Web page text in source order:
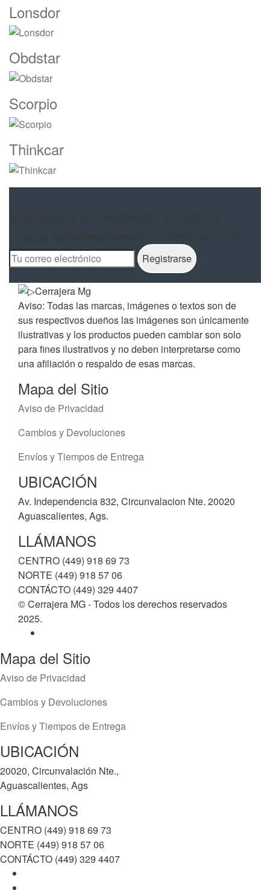
Lonsdor
Obdstar
Scorpio
Thinkcar
Aviso: Todas las marcas, imágenes o textos son de
sus respectivos dueños las imágenes son únicamente
ilustrativas y los productos pueden cambiar son solo
para fines ilustrativos y no deben interpretarse como
una afiliación o respaldo de esas marcas.
Mapa del Sitio
Aviso de Privacidad
Cambios y Devoluciones
Envíos y Tiempos de Entrega
UBICACIÓN
Av. Independencia 832, Circunvalacion Nte. 20020
Aguascalientes, Ags.
LLÁMANOS
CENTRO (449) 918 69 73
NORTE (449) 918 57 06
CONTÁCTO (449) 329 4407
© Cerrajera MG - Todos los derechos reservados
2025.
Mapa del Sitio
Aviso de Privacidad
Cambios y Devoluciones
Envíos y Tiempos de Entrega
UBICACIÓN
20020, Circunvalación Nte.,
Aguascalientes, Ags
LLÁMANOS
CENTRO (449) 918 69 73
NORTE (449) 918 57 06
CONTÁCTO (449) 329 4407